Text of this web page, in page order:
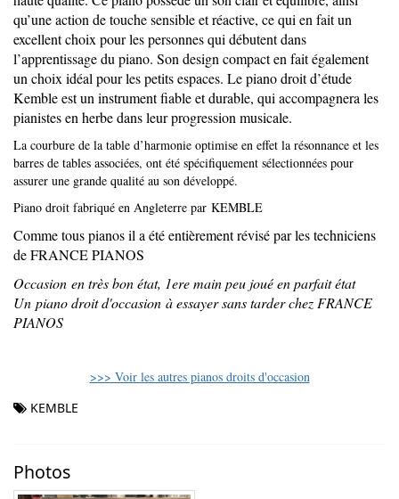
qu’une action de touche sensible et réactive, ce qui en fait un
excellent choix pour les personnes qui débutent dans
l’apprentissage du piano. Son design compact en fait également
un choix idéal pour les petits espaces. Le piano droit d’étude
Kemble est un instrument fiable et durable, qui accompagnera les
pianistes en herbe dans leur progression musicale.
La courbure de la table d’harmonie optimise en effet la résonnance et les
barres de tables associées, ont été spécifiquement sélectionnées pour
assurer une grande qualité au son développé.
Piano droit fabriqué en Angleterre par KEMBLE
Comme tous pianos il a été entièrement révisé par les techniciens
de FRANCE PIANOS
Occasion en très bon état, 1ere main peu joué en parfait état
Un piano droit d'occasion à essayer sans tarder chez FRANCE
PIANOS
>>> Voir les autres pianos droits d'occasion
KEMBLE
Photos